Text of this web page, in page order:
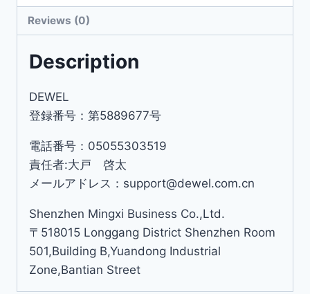
Reviews (0)
Description
DEWEL
登録番号：第5889677号
電話番号：05055303519
責任者:大戸 啓太
メールアドレス：support@dewel.com.cn
Shenzhen Mingxi Business Co.,Ltd.
〒518015 Longgang District Shenzhen Room
501,Building B,Yuandong Industrial
Zone,Bantian Street